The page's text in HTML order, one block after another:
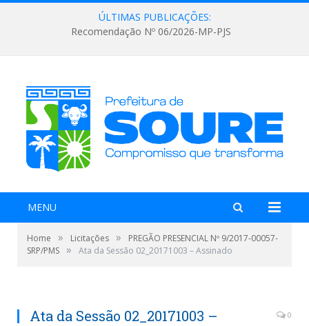
ÚLTIMAS PUBLICAÇÕES:
Recomendação Nº 06/2026-MP-PJS
MENU
Home » Licitações »
PREGÃO PRESENCIAL Nº 9/2017-00057-
SRP/PMS » Ata da Sessão 02_20171003 – Assinado
Ata da Sessão 02_20171003 –
0